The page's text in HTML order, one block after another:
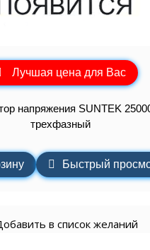
Лучшая цена для Вас
напряжения SUNTEK
трехфазный
Быстрый
в список желаний